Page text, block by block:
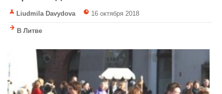
Liudmila Davydova 16 октября 2018
В Литве